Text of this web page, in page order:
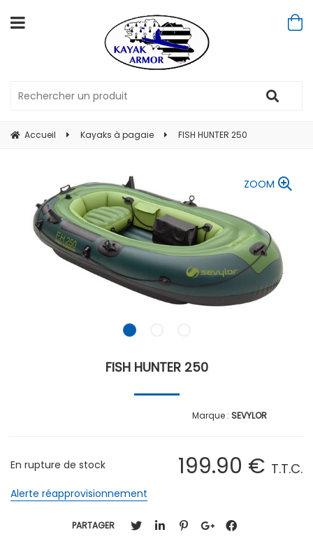
Accueil Kayaks à pagaie FISH HUNTER 250
ZOOM
FISH HUNTER 250
SEVYLOR
199.90 € T.T.C.
En rupture de stock
Alerte réapprovisionnement
PARTAGER